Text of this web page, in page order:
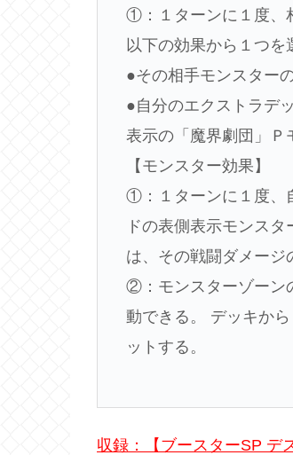
①：１ターンに１度、
以下の効果から１つを
●その相手モンスター
●自分のエクストラデ
表示の「魔界劇団」Ｐ
【モンスター効果】
①：１ターンに１度、
ドの表側表示モンス
は、その戦闘ダメージ
②：モンスターゾーン
動できる。 デッキか
ットする。
収録：【ブースターSP デ